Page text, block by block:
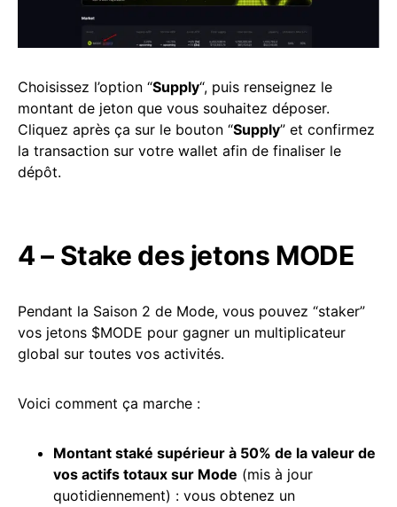
Choisissez l’option “Supply“, puis renseignez le
montant de jeton que vous souhaitez déposer.
Cliquez après ça sur le bouton “Supply” et confirmez
la transaction sur votre wallet afin de finaliser le
dépôt.
4 – Stake des jetons MODE
Pendant la Saison 2 de Mode, vous pouvez “staker”
vos jetons $MODE pour gagner un multiplicateur
global sur toutes vos activités.
Voici comment ça marche :
Montant staké supérieur à 50% de la valeur de
vos actifs totaux sur Mode (mis à jour
quotidiennement) : vous obtenez un